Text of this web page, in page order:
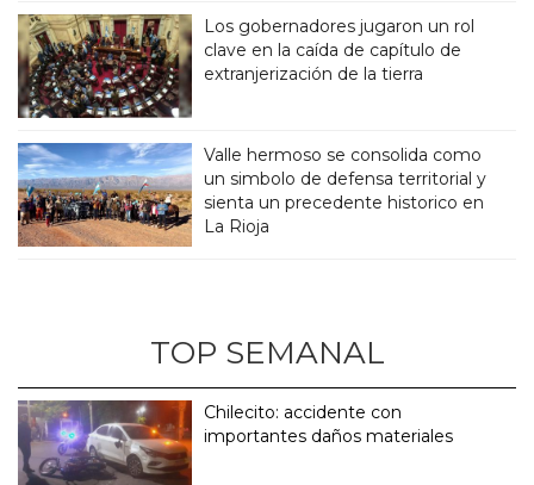
Los gobernadores jugaron un rol
clave en la caída de capítulo de
extranjerización de la tierra
Valle hermoso se consolida como
un simbolo de defensa territorial y
sienta un precedente historico en
La Rioja
TOP SEMANAL
Chilecito: accidente con
importantes daños materiales